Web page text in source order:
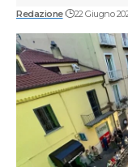
Redazione 22 Giugno